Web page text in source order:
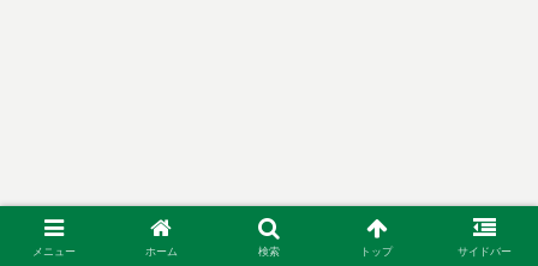
メニュー ホーム 検索 トップ サイドバー